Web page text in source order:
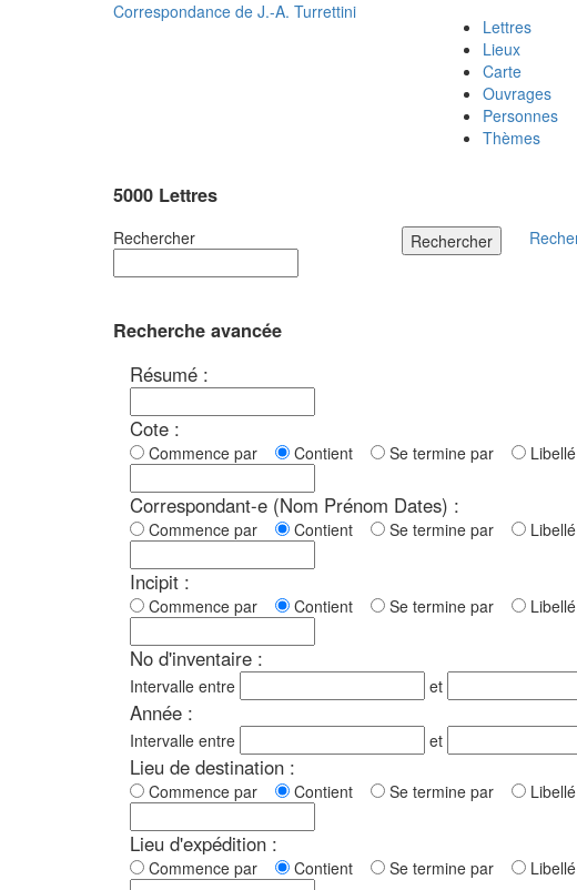
Correspondance de J.-A. Turrettini
Lettres
Lieux
Carte
Ouvrages
Personnes
Thèmes
5000 Lettres
Rechercher Rechercher
Recherche avancée
Résumé :
Cote :
Commence par Contient Se termine par
Correspondant-e (Nom Prénom Dates) :
Commence par Contient Se termine par
Incipit :
Commence par Contient Se termine par
No d'inventaire :
Intervalle entre et
Année :
Intervalle entre et
Lieu de destination :
Commence par Contient Se termine par
Lieu d'expédition :
Commence par Contient Se termine par